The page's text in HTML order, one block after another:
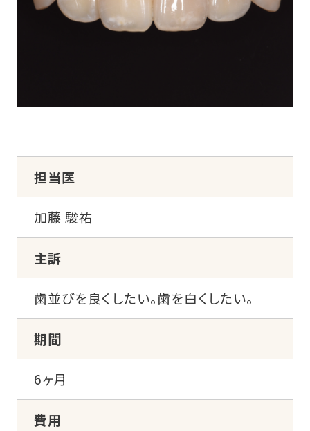
担当医
加藤 駿祐
主訴
歯並びを良くしたい。歯を白くしたい。
期間
6ヶ月
費用